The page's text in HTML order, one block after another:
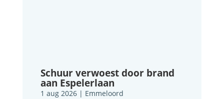
Schuur verwoest door brand
aan Espelerlaan
1 aug 2026| Emmeloord